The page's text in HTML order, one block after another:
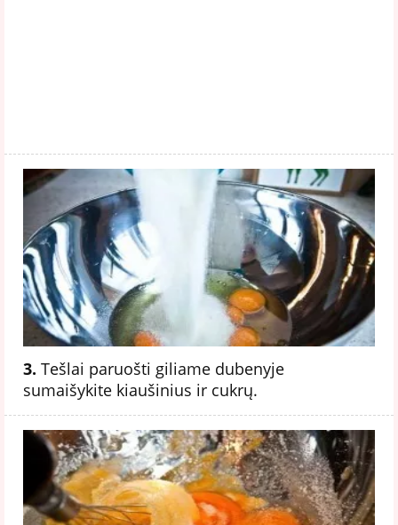
3. Tešlai paruošti giliame dubenyje
sumaišykite kiaušinius ir cukrų.